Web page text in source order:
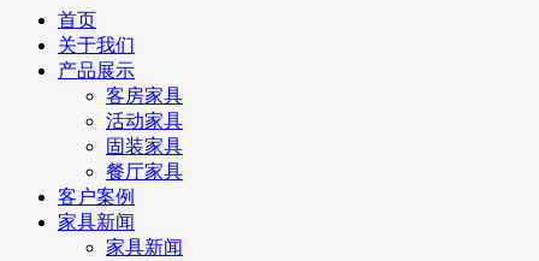
首页
关于我们
产品展示
客房家具
活动家具
固装家具
餐厅家具
客户案例
家具新闻
家具新闻